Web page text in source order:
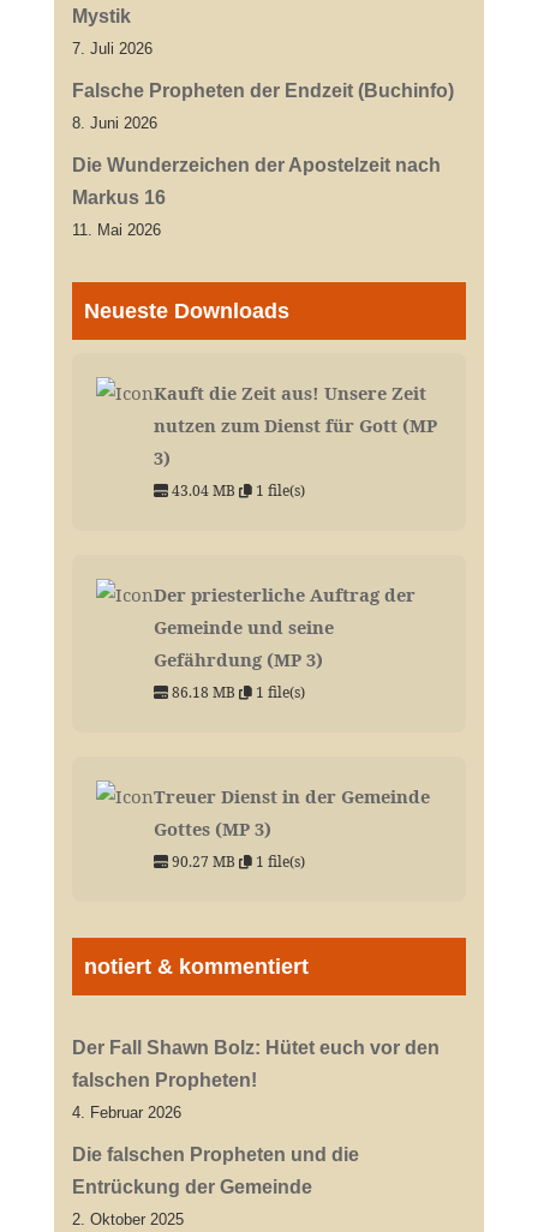
Mystik
7. Juli 2026
Falsche Propheten der Endzeit (Buchinfo)
8. Juni 2026
Die Wunderzeichen der Apostelzeit nach
Markus 16
11. Mai 2026
Neueste Downloads
Kauft die Zeit aus! Unsere Zeit
nutzen zum Dienst für Gott (MP
3)
43.04 MB 1 file(s)
Der priesterliche Auftrag der
Gemeinde und seine
Gefährdung (MP 3)
86.18 MB 1 file(s)
Treuer Dienst in der Gemeinde
Gottes (MP 3)
90.27 MB 1 file(s)
notiert & kommentiert
Der Fall Shawn Bolz: Hütet euch vor den
falschen Propheten!
4. Februar 2026
Die falschen Propheten und die
Entrückung der Gemeinde
2. Oktober 2025